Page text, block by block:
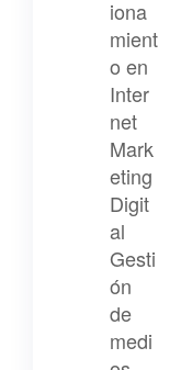
iona
mient
o en
Inter
net
Mark
eting
Digit
al
Gesti
ón
de
medi